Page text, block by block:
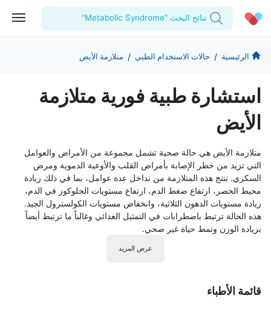
نتائج البحث "Metabolic Syndrome"
الحساب الشخصي
الوصفات الطبية
اختبارات المعمل
المفضلة
تسجيل الخروج
الشركة
للمنشآت المدونة
المقالات الطبية
الرئيسية / حالات الاستخدام الطبي / متلازمة الأيض
استشارة طبية فورية متلازمة
الأيض
متلازمة الأيض هي حالة صحية تشمل مجموعة من الأمراض والعوامل
التي تزيد من خطر الإصابة بأمراض القلب والأوعية الدموية ومرض
السكري. تنتج هذه المتلازمة من تداخل عدة عوامل، بما في ذلك زيادة
محيط الخصر، ارتفاع ضغط الدم، ارتفاع مستويات الجلوكوز في الدم،
زيادة مستويات الدهون الثلاثية، وانخفاض مستويات الكولسترول الجيد.
هذه الحالة ترتبط باضطرابات في التمثيل الغذائي وغالباً ما ترتبط أيضاً
بزيادة الوزن ونمط حياة غير صحي.
عرض المزيد
قائمة الأطباء